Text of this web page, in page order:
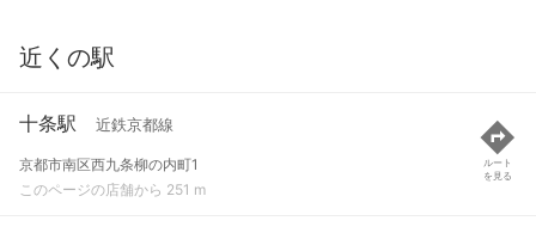
近くの駅
十条駅 近鉄京都線
京都市南区西九条柳の内町1
このページの店舗から 251 m
ルート
を見る